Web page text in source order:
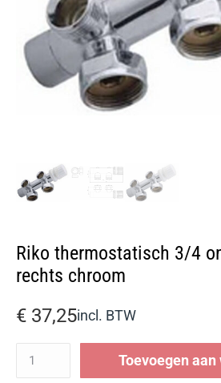
Riko thermostatisch 3/4
rechts chroom
€ 37,25incl. BTW
Toevoegen